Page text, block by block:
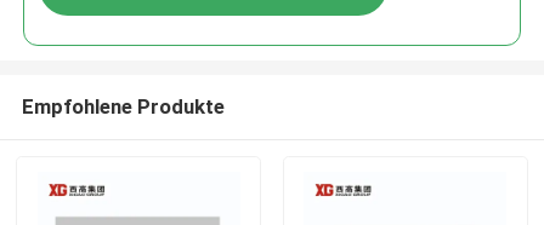
Empfohlene Produkte